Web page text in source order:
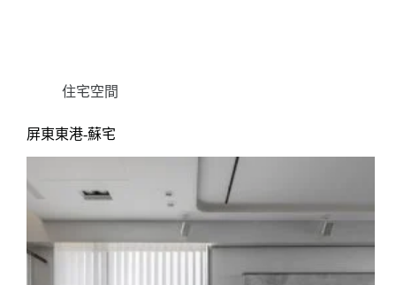
住宅空間
屏東東港-蘇宅